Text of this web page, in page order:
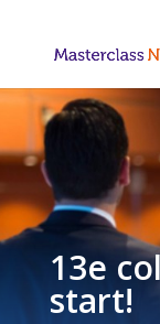
13e
start!